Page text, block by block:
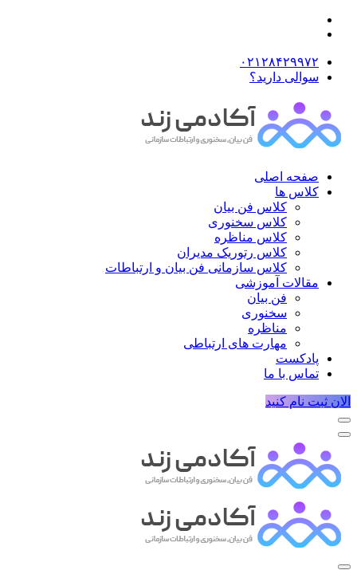
۰۲۱۲۸۴۲۹۹۷۲
سوالی دارید؟
صفحه اصلی
کلاس ها
کلاس فن بیان
کلاس سخنوری
کلاس مناظره
کلاس رتوریک مدیران
کلاس سازمانی فن بیان و ارتباطات
مقالات آموزشی
فن بیان
سخنوری
مناظره
مهارت های ارتباطی
پادکست
تماس با ما
الان ثبت نام کنید